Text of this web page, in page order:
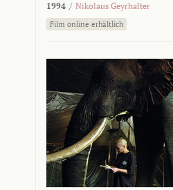
1994 / Nikolaus Geyrhalter
Film online erhältlich